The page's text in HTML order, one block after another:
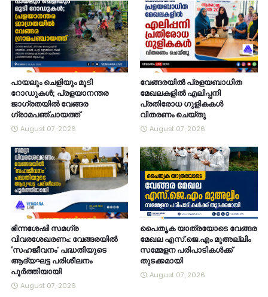
പായലും ചെളിയും മൂടി
റോഡുകൾ; പ്രളയാനന്തര
ജാഗ്രതയിൽ വേങ്ങര
ഗ്രാമപഞ്ചായത്ത്
August 07, 2026
വേങ്ങരയിൽ പ്രളയബാധിത
മേഖലകളിൽ എലിപ്പനി
പ്രതിരോധ ഗുളികകൾ
വിതരണം ചെയ്തു
August 07, 2026
ഭിന്നശേഷി സമഗ്ര
വിവരശേഖരണം: വേങ്ങരയിൽ
‘സഹജീവനം’ പദ്ധതിയുടെ
ആദ്യഘട്ട പരിശീലനം
പൂർത്തിയായി
August 07, 2026
പൈതൃക യാത്രയോടെ വേങ്ങര
മേഖല എസ്.ജെ.എം മുഅല്ലിം
സമ്മേളന പരിപാടികൾക്ക്
തുടക്കമായി
August 07, 2026